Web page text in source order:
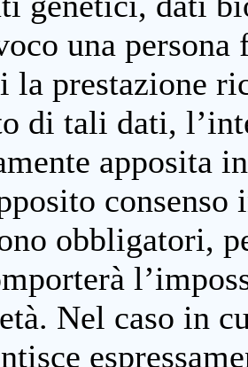
una
la prestazione
di tali dati,
apposita
obbligatori,
Nel caso in